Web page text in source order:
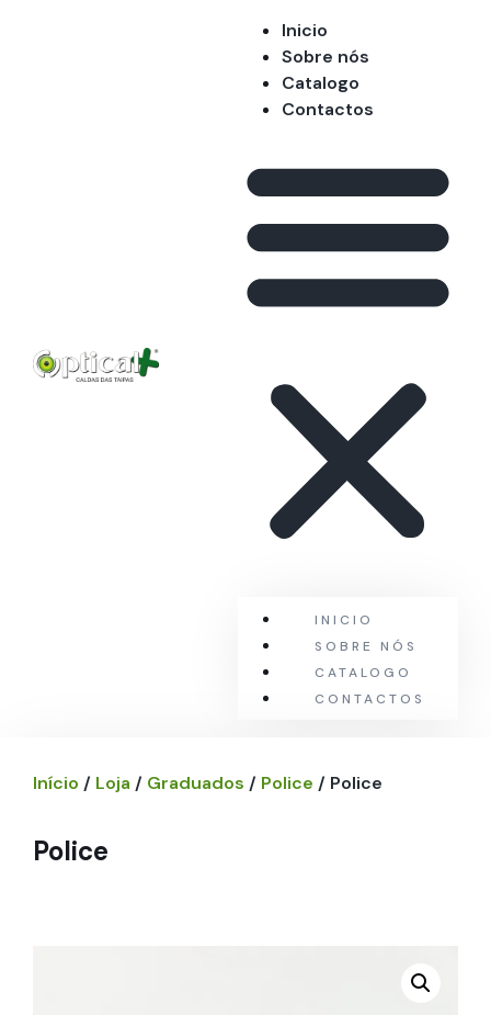
Inicio
Sobre nós
Catalogo
Contactos
INICIO
SOBRE NÓS
CATALOGO
CONTACTOS
Início / Loja / Graduados / Police / Police
Police